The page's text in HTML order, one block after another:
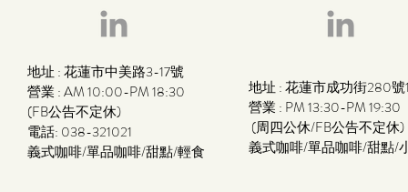
地址 : 花蓮市中美路3-17號
營業 : AM10:00-PM 18:30
(FB公告不定休)
電話: 038-321021
​義式咖啡/單品咖啡/甜點/輕食
地址 : 花蓮市成功街280號
營業 : PM 13:30-PM 19:30
(周四公休/FB公告不定休)
義式咖啡/單品咖啡/甜點/